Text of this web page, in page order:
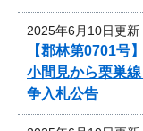
2025年6月10日更新
【郡林第0701
小間見から栗巣
争入札公告